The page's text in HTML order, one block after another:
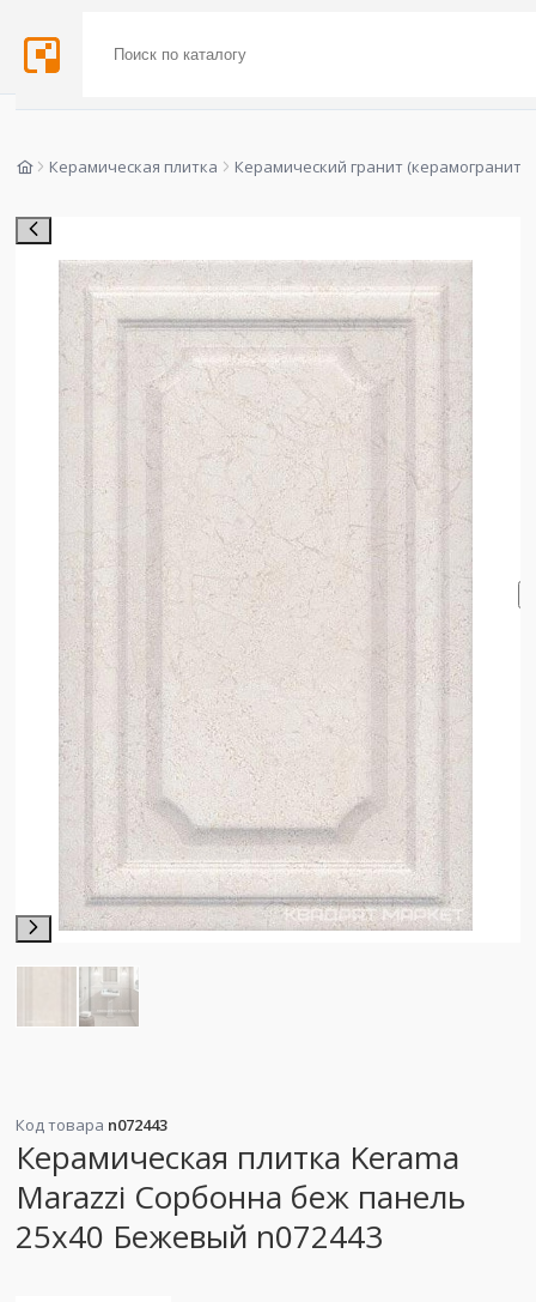
Керамическая плитка Керамический гранит (керамогранит)
Код товара n072443
Керамическая плитка Kerama
Marazzi Сорбонна беж панель
25x40 Бежевый n072443